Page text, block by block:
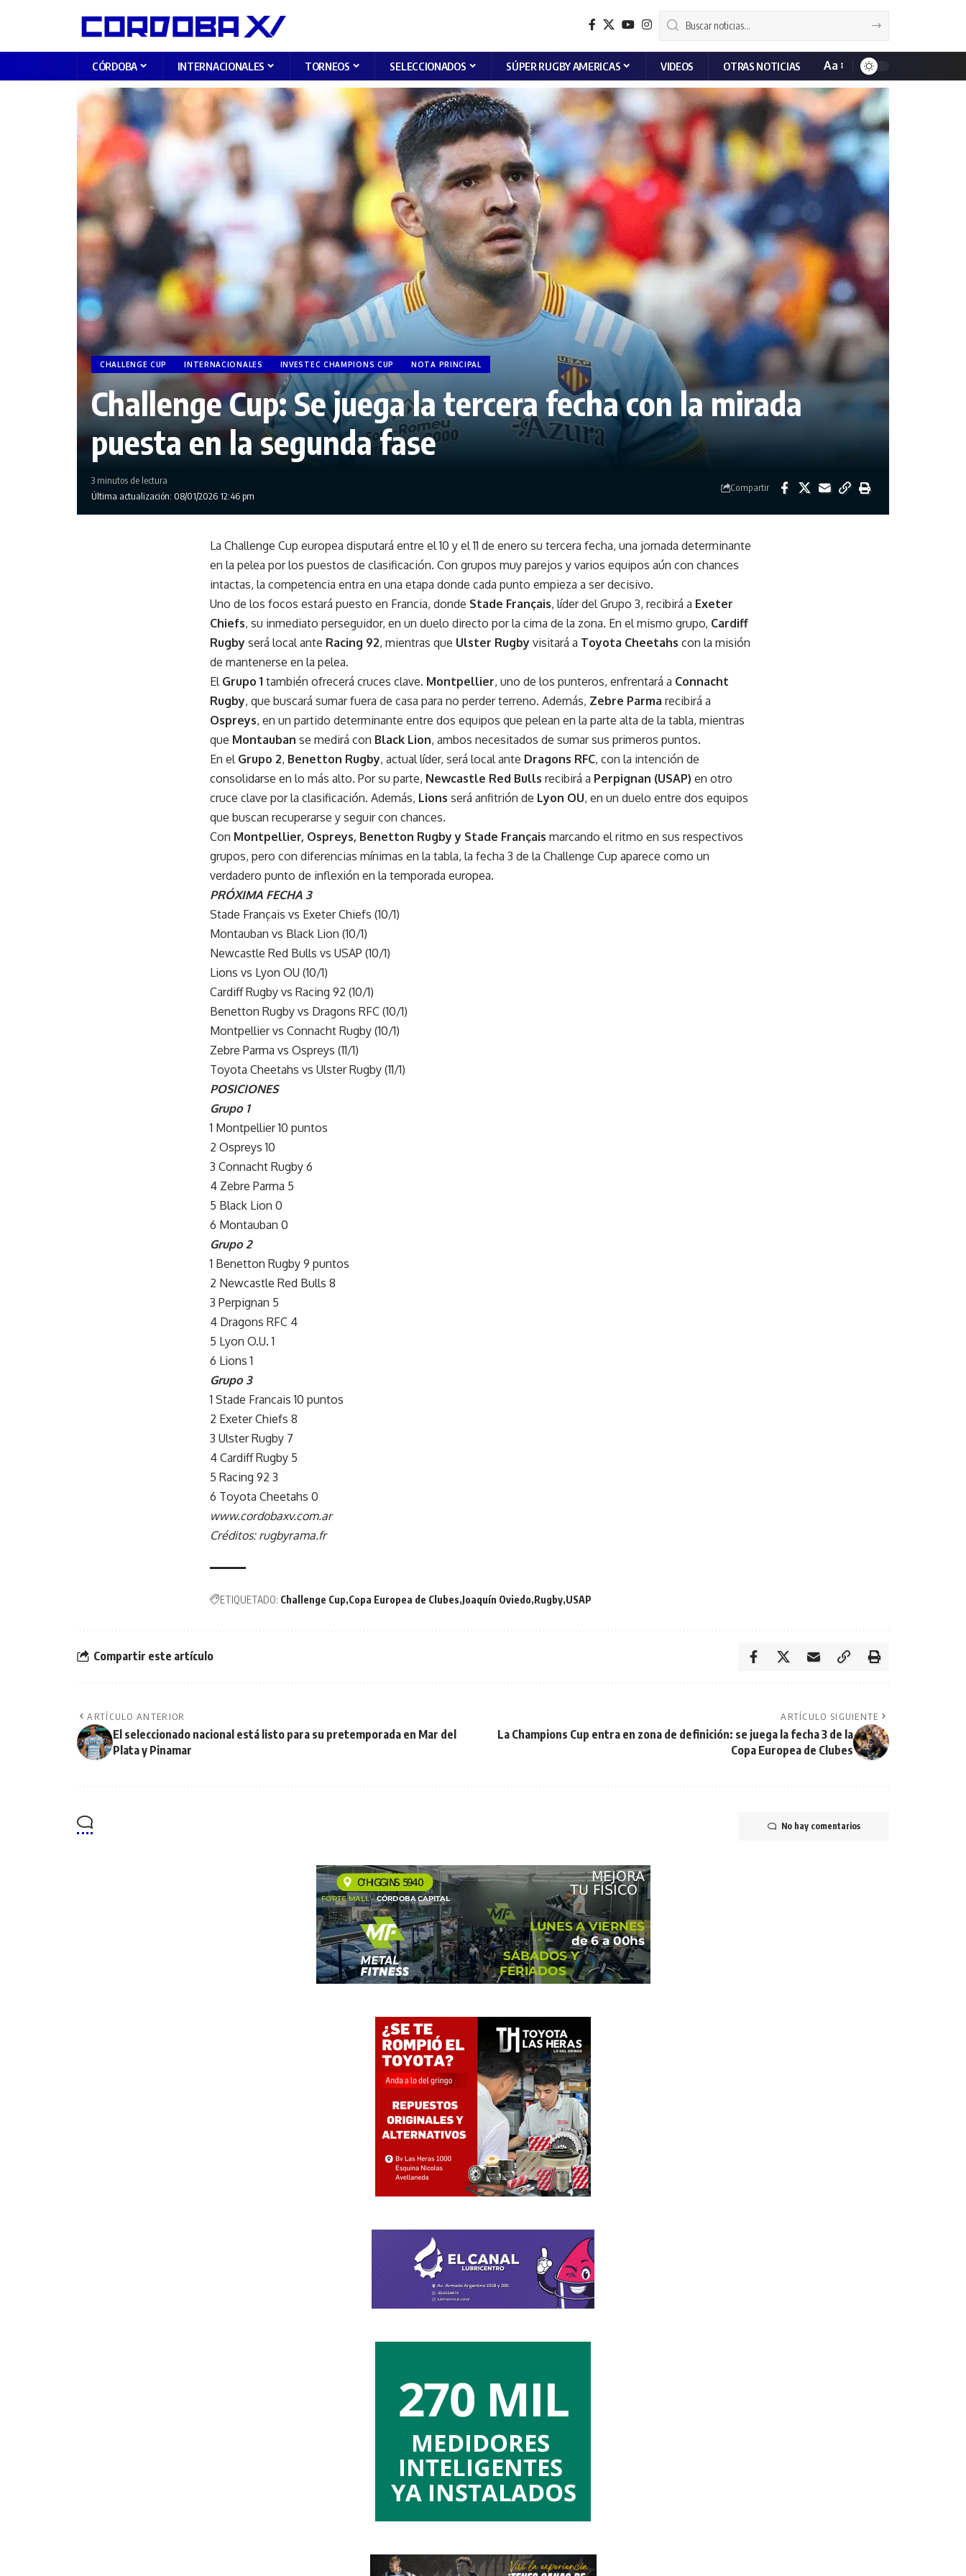
CÓRDOBA INTERNACIONALES TORNEOS SELECCIONADOS SÚPER RUGBY AMERICAS VIDEOS OTRAS NOTICIAS Aa
CHALLENGE CUP INTERNACIONALES INVESTEC CHAMPIONS CUP NOTA PRINCIPAL
Challenge Cup: Se juega la tercera fecha con la mirada
puesta en la segunda fase
Última actualización: 08/01/2026 12:46 pm
3 minutos de lectura
Compartir
La Challenge Cup europea disputará entre el 10 y el 11 de enero su tercera fecha, una jornada determinante
en la pelea por los puestos de clasificación. Con grupos muy parejos y varios equipos aún con chances
intactas, la competencia entra en una etapa donde cada punto empieza a ser decisivo.
Uno de los focos estará puesto en Francia, donde Stade Français, líder del Grupo 3, recibirá a Exeter
Chiefs, su inmediato perseguidor, en un duelo directo por la cima de la zona. En el mismo grupo, Cardiff
Rugby será local ante Racing 92, mientras que Ulster Rugby visitará a Toyota Cheetahs con la misión
de mantenerse en la pelea.
El Grupo 1 también ofrecerá cruces clave. Montpellier, uno de los punteros, enfrentará a Connacht
Rugby, que buscará sumar fuera de casa para no perder terreno. Además, Zebre Parma recibirá a
Ospreys, en un partido determinante entre dos equipos que pelean en la parte alta de la tabla, mientras
que Montauban se medirá con Black Lion, ambos necesitados de sumar sus primeros puntos.
En el Grupo 2, Benetton Rugby, actual líder, será local ante Dragons RFC, con la intención de
consolidarse en lo más alto. Por su parte, Newcastle Red Bulls recibirá a Perpignan (USAP) en otro
cruce clave por la clasificación. Además, Lions será anfitrión de Lyon OU, en un duelo entre dos equipos
que buscan recuperarse y seguir con chances.
Con Montpellier, Ospreys, Benetton Rugby y Stade Français marcando el ritmo en sus respectivos
grupos, pero con diferencias mínimas en la tabla, la fecha 3 de la Challenge Cup aparece como un
verdadero punto de inflexión en la temporada europea.
PRÓXIMA FECHA 3
Stade Français vs Exeter Chiefs (10/1)
Montauban vs Black Lion (10/1)
Newcastle Red Bulls vs USAP (10/1)
Lions vs Lyon OU (10/1)
Cardiff Rugby vs Racing 92 (10/1)
Benetton Rugby vs Dragons RFC (10/1)
Montpellier vs Connacht Rugby (10/1)
Zebre Parma vs Ospreys (11/1)
Toyota Cheetahs vs Ulster Rugby (11/1)
POSICIONES
Grupo 1
1 Montpellier 10 puntos
2 Ospreys 10
3 Connacht Rugby 6
4 Zebre Parma 5
5 Black Lion 0
6 Montauban 0
Grupo 2
1 Benetton Rugby 9 puntos
2 Newcastle Red Bulls 8
3 Perpignan 5
4 Dragons RFC 4
5 Lyon O.U. 1
6 Lions 1
Grupo 3
1 Stade Francais 10 puntos
2 Exeter Chiefs 8
3 Ulster Rugby 7
4 Cardiff Rugby 5
5 Racing 92 3
6 Toyota Cheetahs 0
www.cordobaxv.com.ar
Créditos: rugbyrama.fr
ETIQUETADO: Challenge Cup Copa Europea de Clubes Joaquín Oviedo Rugby USAP
Compartir este artículo
ARTÍCULO ANTERIOR
El seleccionado nacional está listo para su pretemporada en Mar del
Plata y Pinamar
ARTÍCULO SIGUIENTE
La Champions Cup entra en zona de definición: se juega la fecha 3 de la
Copa Europea de Clubes
No hay comentarios